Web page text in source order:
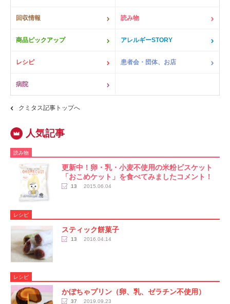
回収情報 読み物
商品ピックアップ アレルギーSTORY
レシピ 患者会・団体、お店
病院
クミタス記事トップへ
読み物
更新中！卵・乳・小麦不使用の米粉ビスケット
「おこめケット」を食べてみましたコメント！
13 2015.06.04
レシピ
スティック餅菓子
13 2016.04.14
レシピ
かぼちゃプリン（卵、乳、ゼラチン不使用）
37 2019.09.23